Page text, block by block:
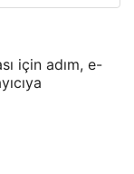
için adım, e-